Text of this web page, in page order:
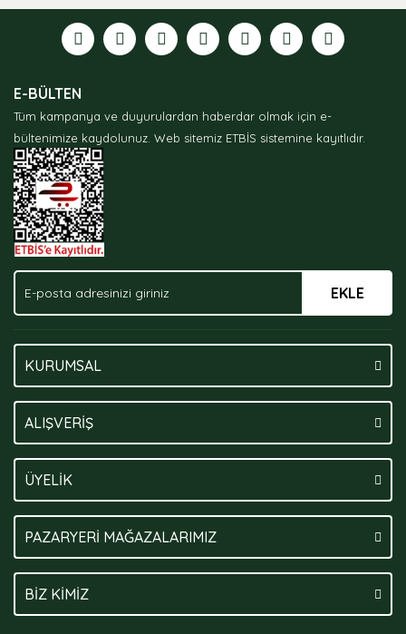
formunu kullanarak tarafımıza iletebilirsiniz.
Görüş ve önerileriniz için teşekkür ederiz.
Ürün açıklamasında eksik bilgiler bulunuyor.
Ürün bilgilerinde hatalar bulunuyor.
Ürün fiyatı diğer sitelerden daha pahalı.
Bu ürüne benzer farklı alternatifler olmalı.
E-BÜLTEN
Tüm kampanya ve duyurulardan haberdar olmak için e-
bültenimize kaydolunuz. Web sitemiz ETBİS sistemine kayıtlıdır.
EKLE
KURUMSAL
ALIŞVERİŞ
ÜYELİK
PAZARYERİ MAĞAZALARIMIZ
BİZ KİMİZ